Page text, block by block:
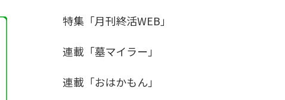
特集「月刊終活WEB」
連載「墓マイラー」
連載「おはかもん」